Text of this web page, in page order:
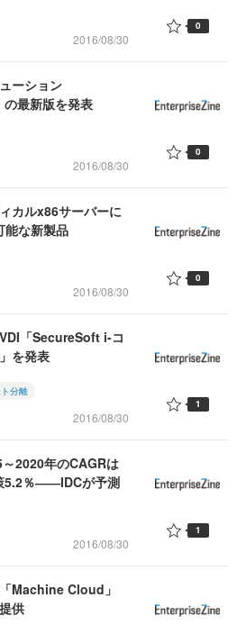
2016/08/30
0
ーション
最新版を発表
2016/08/30
0
カルx86サーバーに
能な新製品
2016/08/30
0
「SecureSoft i-コ
を発表
分離
2016/08/30
1
2020年のCAGRは
5.2％――IDCが予測
2016/08/30
1
Machine Cloud」
供